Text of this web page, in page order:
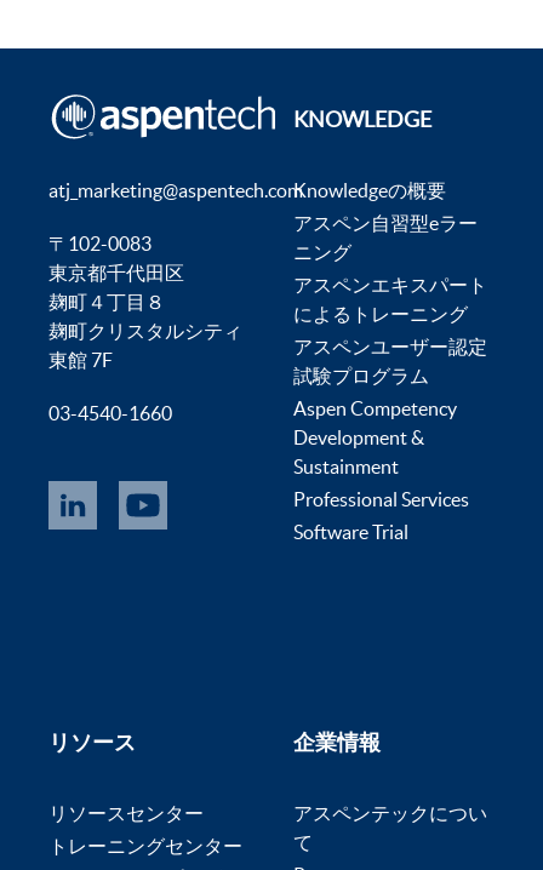
atj_marketing@aspentech.com
〒102-0083
東京都千代田区
麹町４丁目８
麹町クリスタルシティ
東館 7F
03-4540-1660
KNOWLEDGE
Knowledgeの概要
アスペン自習型eラー
ニング
アスペンエキスパート
によるトレーニング
アスペンユーザー認定
試験プログラム
Aspen Competency
Development &
Sustainment
Professional Services
Software Trial
リソース
リソースセンター
トレーニングセンター
企業情報
アスペンテックについ
て